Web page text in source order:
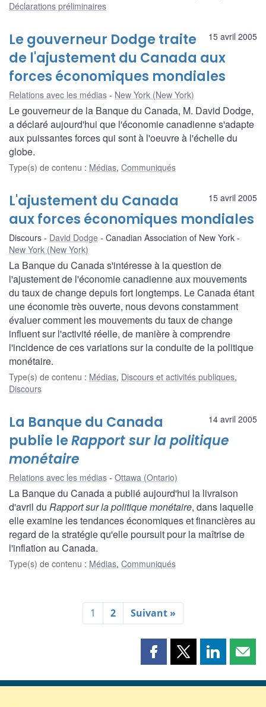
Déclarations préliminaires
15 avril 2005
Le gouverneur Dodge traite
de l'ajustement du Canada aux
forces économiques mondiales
Relations avec les médias New York (New York)
Le gouverneur de la Banque du Canada, M. David Dodge,
a déclaré aujourd'hui que l'économie canadienne s'adapte
aux puissantes forces qui sont à l'oeuvre à l'échelle du
globe.
Type(s) de contenu : Médias, Communiqués
15 avril 2005
L'ajustement du Canada
aux forces économiques mondiales
Discours David Dodge
Canadian Association of New York
New York (New York)
La Banque du Canada s'intéresse à la question de
l'ajustement de l'économie canadienne aux mouvements
du taux de change depuis fort longtemps. Le Canada étant
une économie très ouverte, nous devons constamment
évaluer comment les mouvements du taux de change
influent sur l'activité réelle, de manière à comprendre
l'incidence de ces variations sur la conduite de la politique
monétaire.
Type(s) de contenu : Médias, Discours et activités publiques,
Discours
14 avril 2005
La Banque du Canada
publie leRapport sur la politique
monétaire
Relations avec les médias Ottawa (Ontario)
La Banque du Canada a publié aujourd'hui la livraison
d'avril du Rapport sur la politique monétaire, dans laquelle
elle examine les tendances économiques et financières au
regard de la stratégie qu'elle poursuit pour la maîtrise de
l'inflation au Canada.
Type(s) de contenu : Médias, Communiqués
1 2 Suivant »
Partager
page
Partager
page
Partager
page page